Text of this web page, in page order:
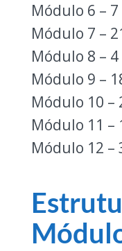
Módulo 6 – 7
Módulo 7 –
Módulo 8 – 4
Módulo 9 –
Módulo 10 –
Módulo 11 –
Módulo 12 –